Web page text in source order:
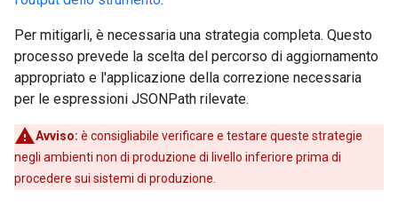
Per mitigarli, è necessaria una strategia completa. Questo
processo prevede la scelta del percorso di aggiornamento
appropriato e l'applicazione della correzione necessaria
per le espressioni JSONPath rilevate.
Avviso: è consigliabile verificare e testare queste strategie
negli ambienti non di produzione di livello inferiore prima di
procedere sui sistemi di produzione.